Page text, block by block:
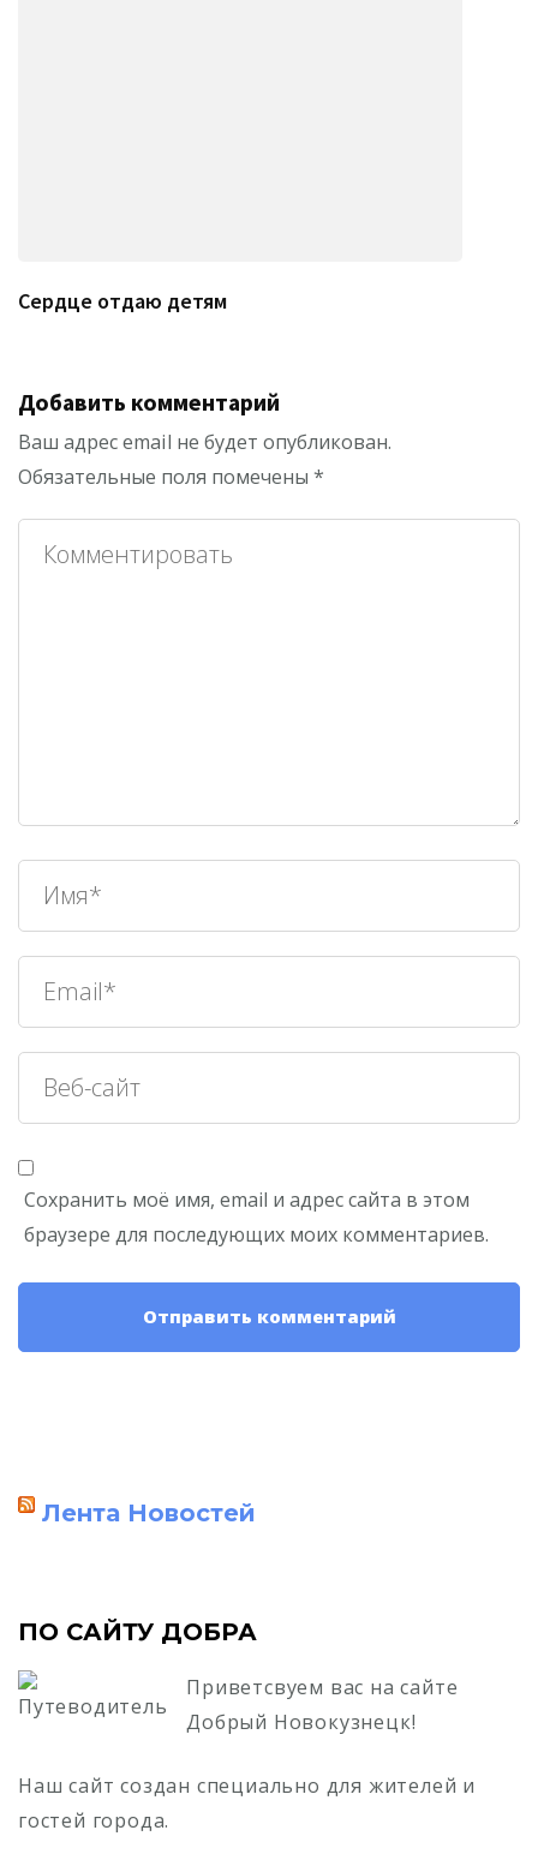
Сердце отдаю детям
Добавить комментарий
Ваш адрес email не будет опубликован.
Обязательные поля помечены *
Сохранить моё имя, email и адрес сайта в этом
браузере для последующих моих комментариев.
Лента Новостей
ПО САЙТУ ДОБРА
Приветсвуем вас на сайте
Добрый Новокузнецк!
Наш сайт создан специально для жителей и
гостей города.